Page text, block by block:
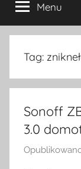
Menu
Tag:
Sonoff
3.0